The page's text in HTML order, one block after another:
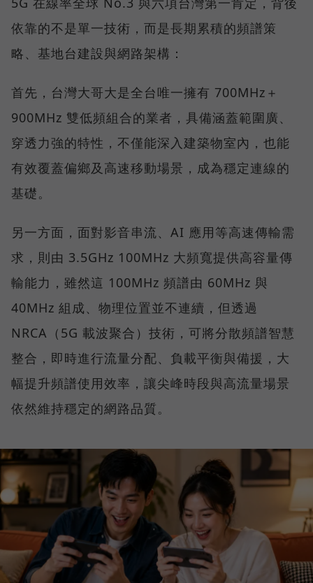
依靠的不是單一技術，而是長期累積的頻譜策
略、基地台建設與網路架構：
首先，台灣大哥大是全台唯一擁有 700MHz＋
900MHz 雙低頻組合的業者，具備涵蓋範圍廣、
穿透力強的特性，不僅能深入建築物室內，也能
有效覆蓋偏鄉及高速移動場景，成為穩定連線的
基礎。
另一方面，面對影音串流、AI 應用等高速傳輸需
求，則由 3.5GHz 100MHz 大頻寬提供高容量傳
輸能力，雖然這 100MHz 頻譜由 60MHz 與
40MHz 組成、物理位置並不連續，但透過
NRCA（5G 載波聚合）技術，可將分散頻譜智慧
整合，即時進行流量分配、負載平衡與備援，大
幅提升頻譜使用效率，讓尖峰時段與高流量場景
依然維持穩定的網路品質。